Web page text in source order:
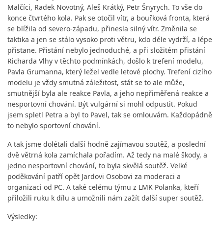
Malčíci, Radek Novotný, Aleš Krátký, Petr Šnyrych. To vše do
konce čtvrtého kola. Pak se otočil vítr, a bouřková fronta, která
se blížila od severo-západu, přinesla silný vítr. Změnila se
taktika a jen se stálo vysoko proti větru, kdo déle vydrží, a lépe
přistane. Přistání nebylo jednoduché, a při složitém přistání
Richarda Vlhy v těchto podmínkách, došlo k trefení modelu,
Pavla Grumanna, který ležel vedle letové plochy. Trefení cizího
modelu je vždy smutná záležitost, stát se to ale může,
smutnější byla ale reakce Pavla, a jeho nepřiměřená reakce a
nesportovní chování. Být vulgární si mohl odpustit. Pokud
jsem spletl Petra a byl to Pavel, tak se omlouvám. Každopádně
to nebylo sportovní chování.
A tak jsme dolétali další hodně zajímavou soutěž, a poslední
dvě větrná kola zamíchala pořadím. Až tedy na malé škody, a
jedno nesportovní chování, to byla skvělá soutěž. Velké
poděkování patří opět Jardovi Osobovi za moderaci a
organizaci od PC. A také celému týmu z LMK Polanka, kteří
přiložili ruku k dílu a umožnili nám zažít další super soutěž.
Výsledky: